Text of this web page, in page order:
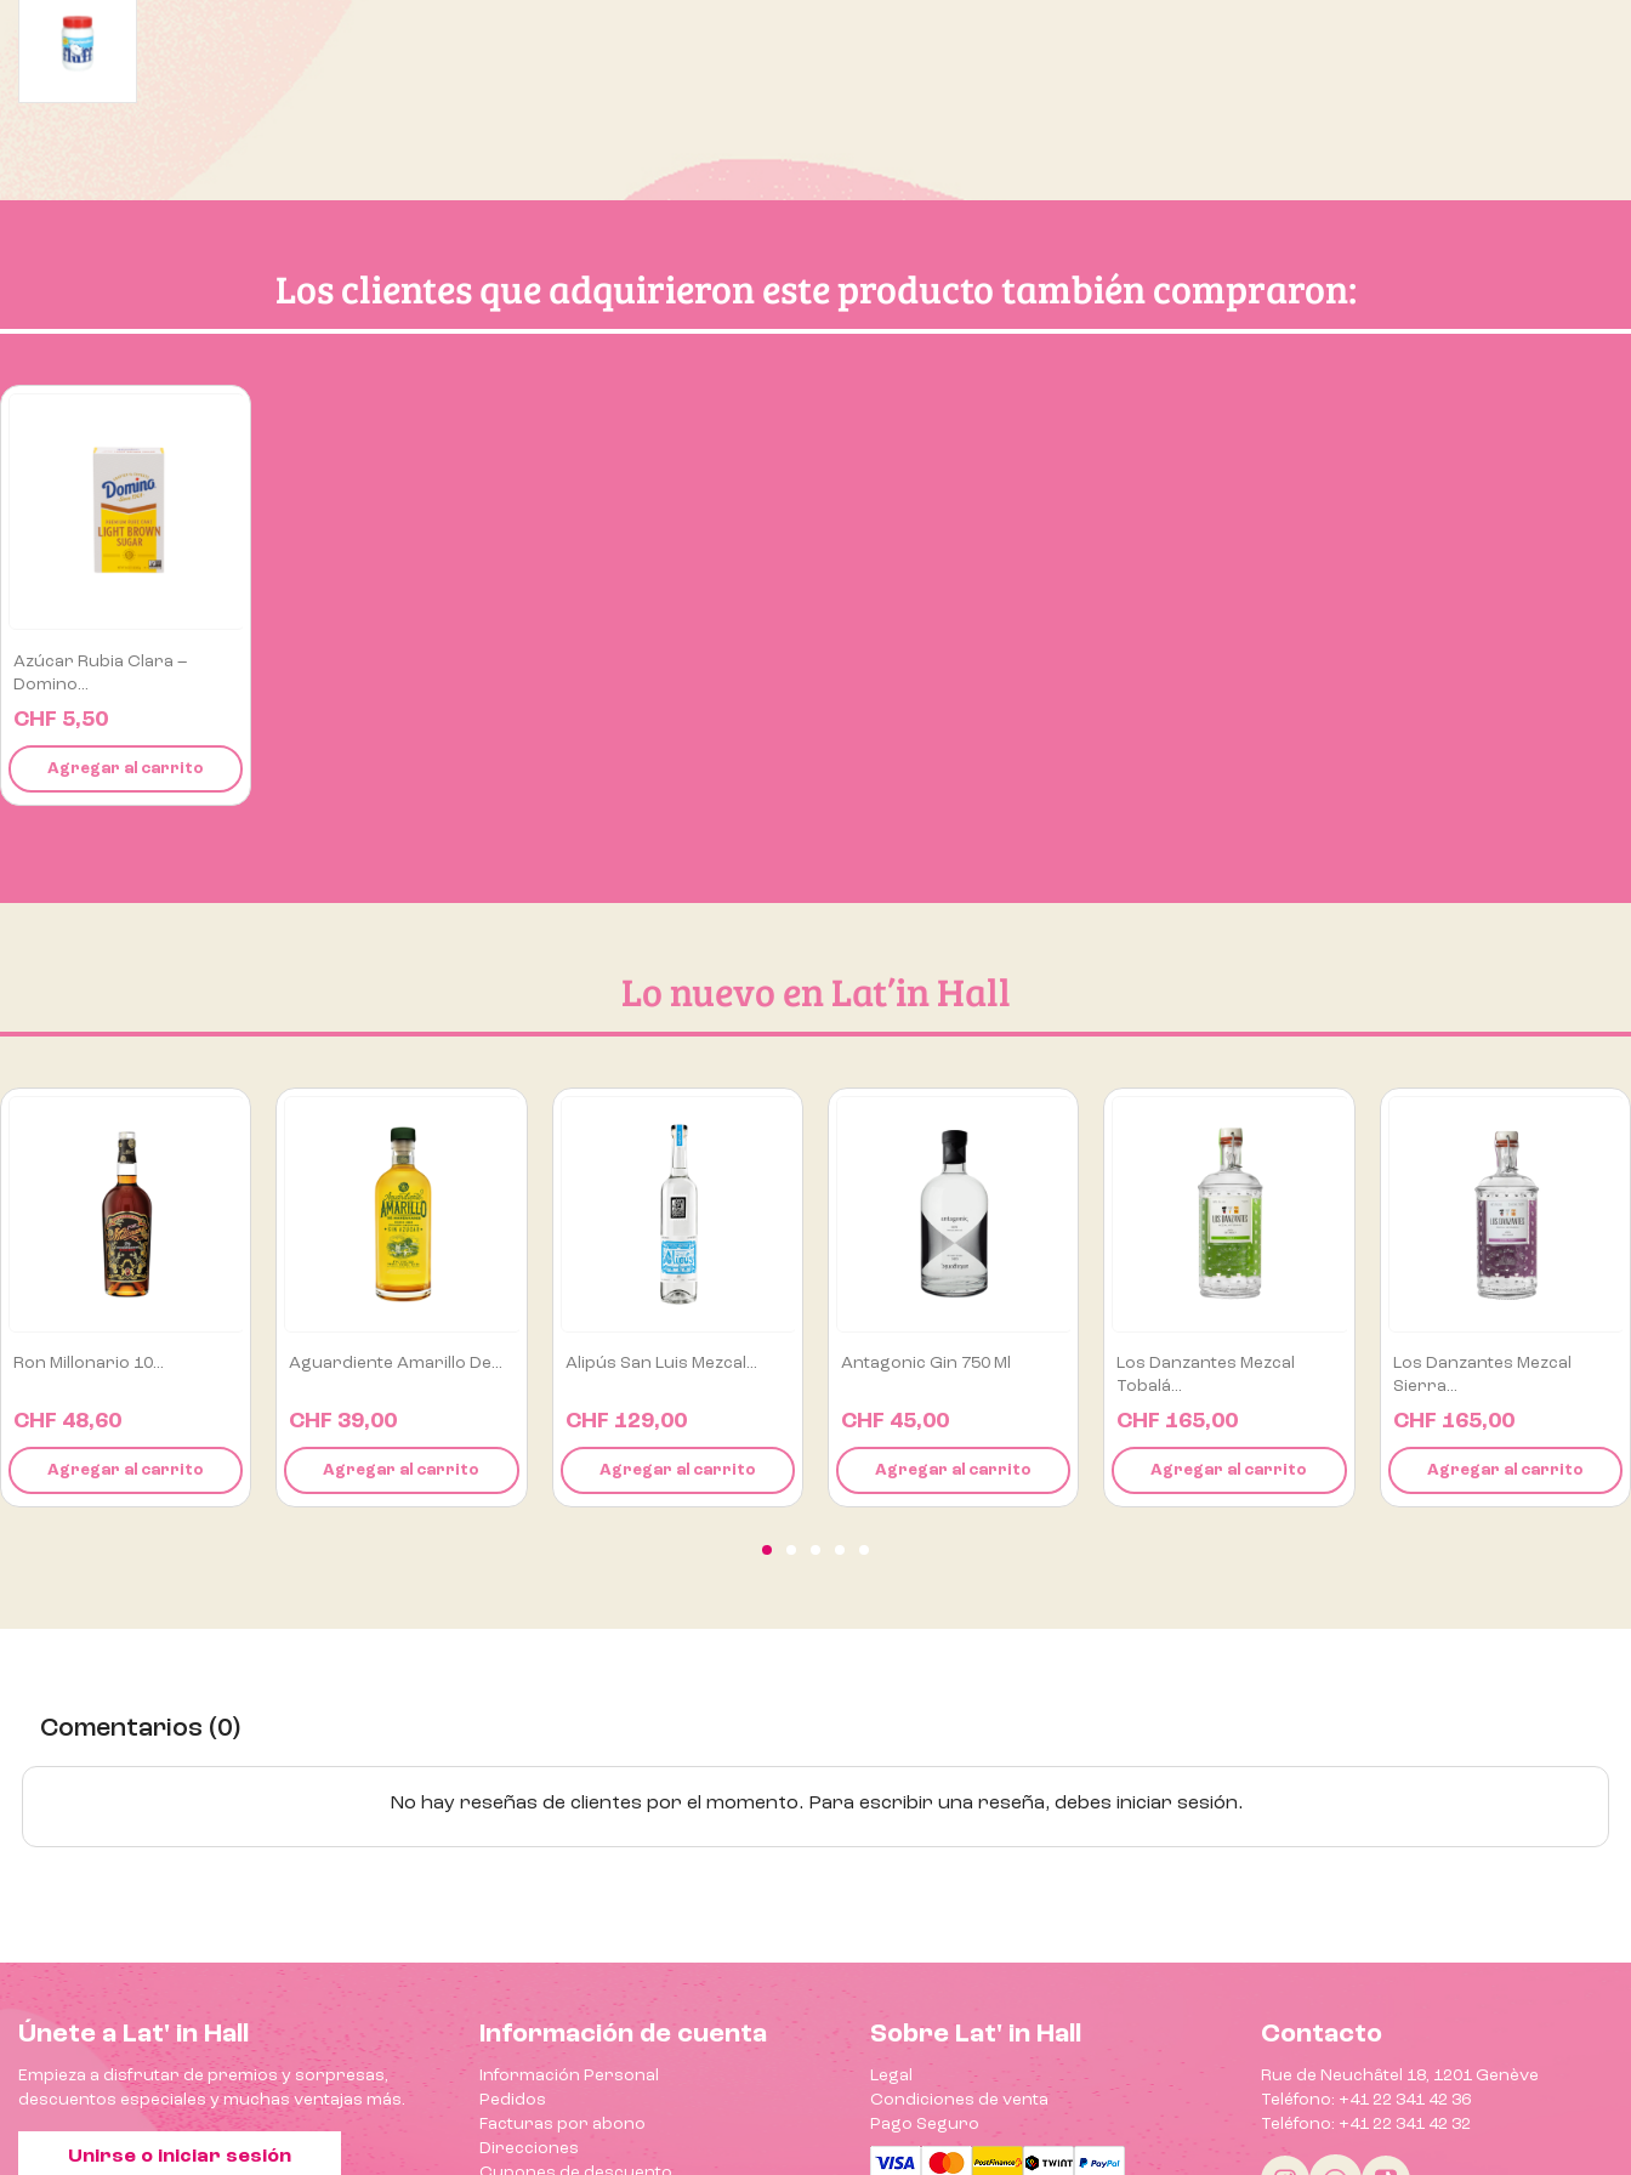
Los clientes que adquirieron este producto también compraron:
Azúcar Rubia Clara –
Domino...
CHF 5,50
Agregar al carrito
Lo nuevo en Lat’in Hall
Aguardiente Amarillo De...
CHF 39,00
Agregar al carrito
Alipús San Luis Mezcal...
CHF 129,00
Agregar al carrito
Antagonic Gin 750 Ml
CHF 45,00
Agregar al carrito
Los Danzantes Mezcal
CHF 165,00
Agregar al carrito
Los Danzantes Mezcal
Sierra...
CHF 165,00
Agregar al carrito
Flor De Caña Centenario
12...
CHF 75,00
Agregar al carrito
Comentarios (0)
No hay reseñas de clientes por el momento. Para escribir una reseña, debes iniciar sesión.
Únete a Lat' in Hall
Empieza a disfrutar de premios y sorpresas,
descuentos especiales y muchas ventajas más.
Unirse o iniciar sesión
Información de cuenta
Información Personal
Pedidos
Facturas por abono
Direcciones
Sobre Lat' in Hall
Legal
Condiciones de venta
Pago Seguro
Contacto
Rue de Neuchâtel 18, 1201 Genève
Teléfono: +41 22 341 42 36
Teléfono: +41 22 341 42 32